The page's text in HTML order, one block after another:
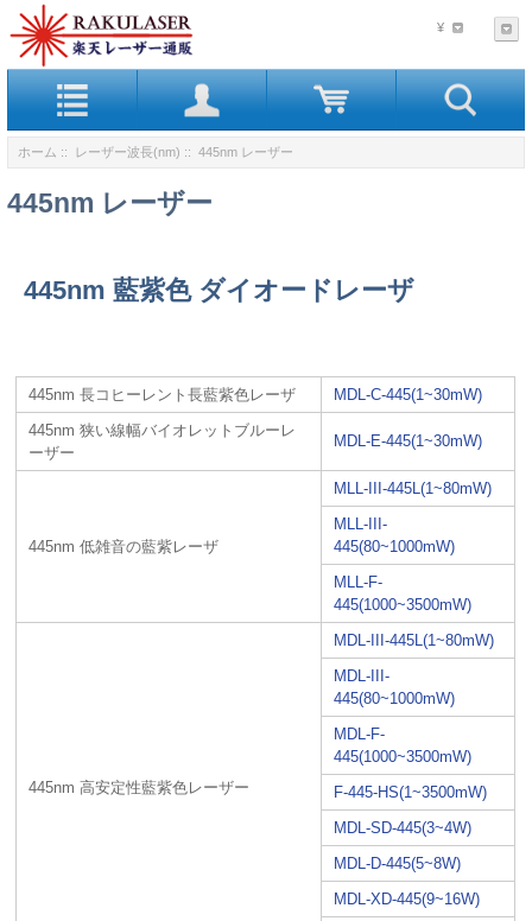
¥
ホーム :: レーザー波長(nm) :: 445nm レーザー
445nm レーザー
445nm 藍紫色 ダイオードレーザ
445nm 長コヒーレント長藍紫色レーザ
MDL-C-445(1~30mW)
445nm 狭い線幅バイオレットブルーレ
ーザー
MDL-E-445(1~30mW)
445nm 低雑音の藍紫レーザ
MLL-III-445L(1~80mW)
MLL-III-
445(80~1000mW)
MLL-F-
445(1000~3500mW)
445nm 高安定性藍紫色レーザー
MDL-III-445L(1~80mW)
MDL-III-
445(80~1000mW)
MDL-F-
445(1000~3500mW)
F-445-HS(1~3500mW)
MDL-SD-445(3~4W)
MDL-D-445(5~8W)
MDL-XD-445(9~16W)